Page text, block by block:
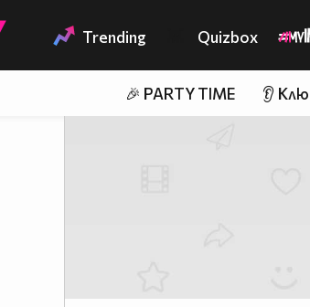
Trending Quizbox
🎉 PARTY TIME 👂